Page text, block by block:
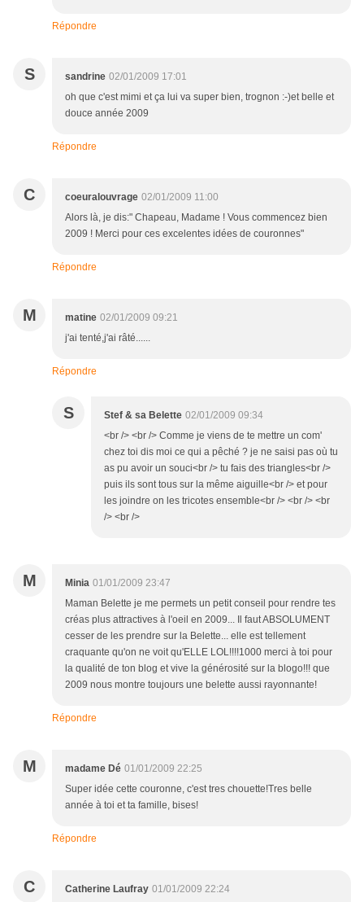
Répondre
S sandrine 02/01/2009 17:01
oh que c'est mimi et ça lui va super bien, trognon :-)et belle et
douce année 2009
Répondre
C coeuralouvrage 02/01/2009 11:00
Alors là, je dis:" Chapeau, Madame ! Vous commencez bien
2009 ! Merci pour ces excelentes idées de couronnes"
Répondre
M matine 02/01/2009 09:21
j'ai tenté,j'ai râté......
Répondre
S Stef & sa Belette 02/01/2009 09:34
<br /> <br /> Comme je viens de te mettre un com'
chez toi dis moi ce qui a pêché ? je ne saisi pas où tu
as pu avoir un souci<br /> tu fais des triangles<br />
puis ils sont tous sur la même aiguille<br /> et pour
les joindre on les tricotes ensemble<br /> <br /> <br
/> <br />
M Minia 01/01/2009 23:47
Maman Belette je me permets un petit conseil pour rendre tes
créas plus attractives à l'oeil en 2009... Il faut ABSOLUMENT
cesser de les prendre sur la Belette... elle est tellement
craquante qu'on ne voit qu'ELLE LOL!!!!1000 merci à toi pour
la qualité de ton blog et vive la générosité sur la blogo!!! que
2009 nous montre toujours une belette aussi rayonnante!
Répondre
M madame Dé 01/01/2009 22:25
Super idée cette couronne, c'est tres chouette!Tres belle
année à toi et ta famille, bises!
Répondre
C Catherine Laufray 01/01/2009 22:24